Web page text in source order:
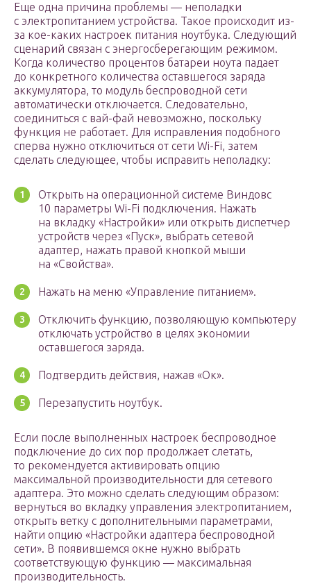
Еще одна причина проблемы — неполадки
с электропитанием устройства. Такое происходит из-
за кое-каких настроек питания ноутбука. Следующий
сценарий связан с энергосберегающим режимом.
Когда количество процентов батареи ноута падает
до конкретного количества оставшегося заряда
аккумулятора, то модуль беспроводной сети
автоматически отключается. Следовательно,
соединиться с вай-фай невозможно, поскольку
функция не работает. Для исправления подобного
сперва нужно отключиться от сети Wi-Fi, затем
сделать следующее, чтобы исправить неполадку:
Открыть на операционной системе Виндовс
10 параметры Wi-Fi подключения. Нажать
на вкладку «Настройки» или открыть диспетчер
устройств через «Пуск», выбрать сетевой
адаптер, нажать правой кнопкой мыши
на «Свойства».
Нажать на меню «Управление питанием».
Отключить функцию, позволяющую компьютеру
отключать устройство в целях экономии
оставшегося заряда.
Подтвердить действия, нажав «Ок».
Перезапустить ноутбук.
Если после выполненных настроек беспроводное
подключение до сих пор продолжает слетать,
то рекомендуется активировать опцию
максимальной производительности для сетевого
адаптера. Это можно сделать следующим образом:
вернуться во вкладку управления электропитанием,
открыть ветку с дополнительными параметрами,
найти опцию «Настройки адаптера беспроводной
сети». В появившемся окне нужно выбрать
соответствующую функцию — максимальная
производительность.